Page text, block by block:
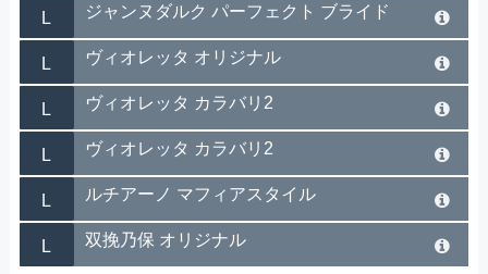
L ジャンヌダルク パーフェクト ブライド
L ヴィオレッタ オリジナル
L ヴィオレッタ カラバリ2
L ヴィオレッタ カラバリ2
L ルチアーノ マフィアスタイル
L 双挽乃保 オリジナル